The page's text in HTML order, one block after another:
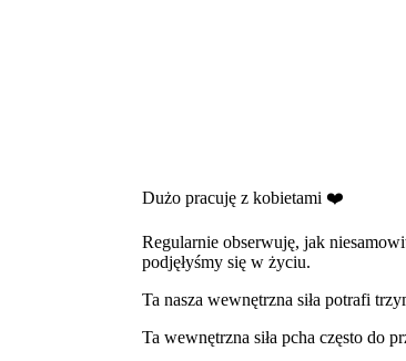
Dużo pracuję z kobietami ❤️
Regularnie obserwuję, jak
podjęłyśmy się w życiu.
Ta nasza wewnętrzna siła potrafi
Ta wewnętrzna siła pcha często do